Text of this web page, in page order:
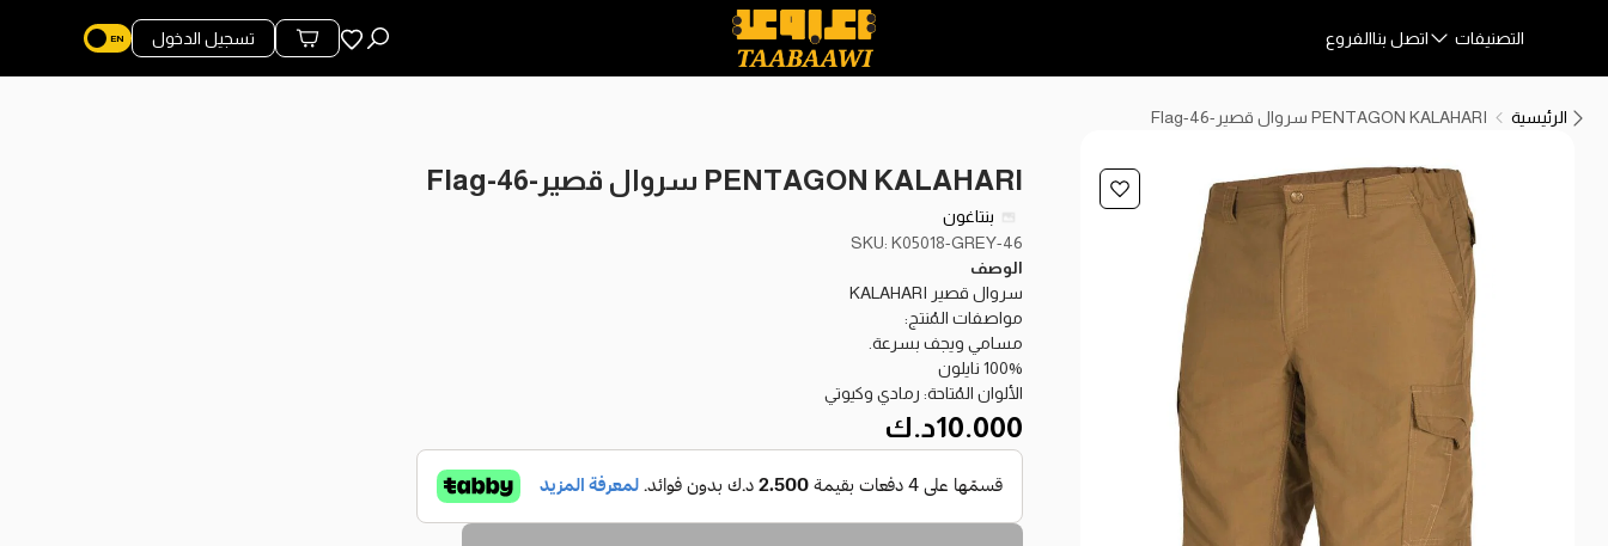
التصنيفات اتصل بناالفروع المفضلة
محتويات السلة
تسجيل الدخول
الرئيسية PENTAGON KALAHARI سروال قصير-Flag-46
PENTAGON KALAHARI سروال قصير-Flag-46
بنتاغون
SKU: K05018-GREY-46
الوصف
سروال قصير KALAHARI
مواصفات المُنتج:
مسامي ويجف بسرعة.
100% نايلون
الألوان المُتاحة: رمادي وكيوتي
10.000د.ك